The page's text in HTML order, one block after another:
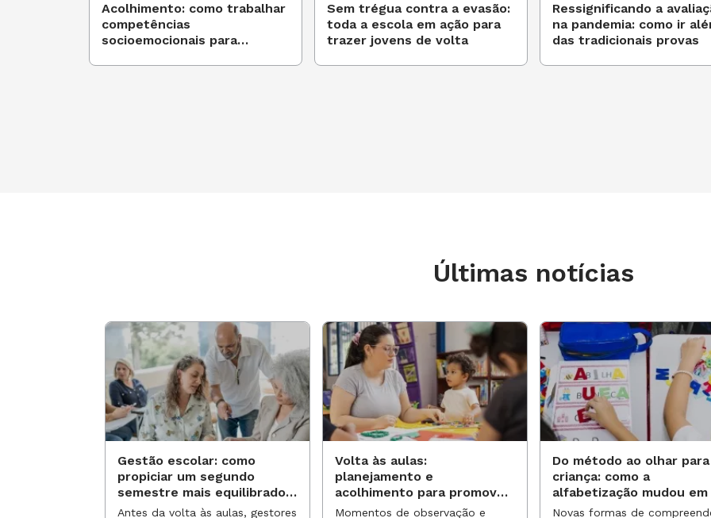
Acolhimento: como trabalhar
competências
socioemocionais para
Sem trégua contra a evasão:
toda a escola em ação para
trazer jovens de volta
Ressignificando a
na pandemia: como ir
das tradicionais provas
Últimas notícias
Gestão escolar: como
propiciar um segundo
semestre mais equilibrado
para os professores?
Antes da volta às aulas, gestores
Volta às aulas:
planejamento e
acolhimento para promover
novas aprendizagens
Momentos de observação e
Do método ao olhar para
criança: como a
alfabetização mudou em
anos?
Novas formas de